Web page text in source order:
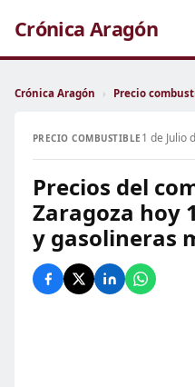
Crónica Aragón
Crónica Aragón › Precio
PRECIO COMBUSTIBLE 1 de Julio
Precios del
Zaragoza hoy
y gasolineras